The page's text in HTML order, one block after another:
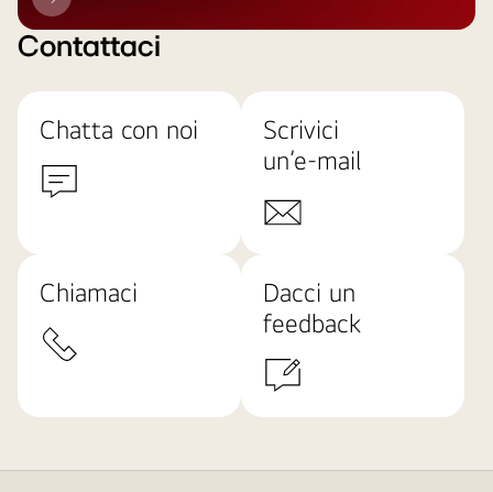
LG
Contattaci
Chatta con noi
Scrivici
un’e-mail
Chiamaci
Dacci un
feedback